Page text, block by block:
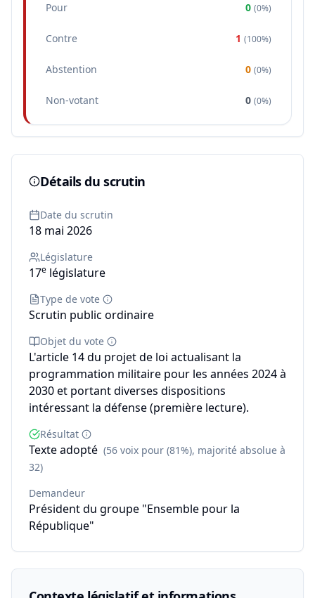
Pour 0 (0%)
Contre 1 (100%)
Abstention 0 (0%)
Non-votant 0 (0%)
Détails du scrutin
Date du scrutin
18 mai 2026
Législature
17e législature
Type de vote
Scrutin public ordinaire
Objet du vote
L'article 14 du projet de loi actualisant la
programmation militaire pour les années 2024 à
2030 et portant diverses dispositions
intéressant la défense (première lecture).
Résultat
Texte adopté (56 voix pour (81%), majorité absolue à
32)
Demandeur
Président du groupe "Ensemble pour la
République"